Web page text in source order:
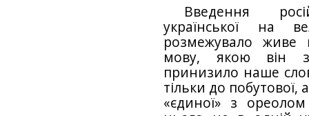
Введення
української на
розмежувало
мову, якою він
принизило наше
тільки до побутової,
«єдиної» з